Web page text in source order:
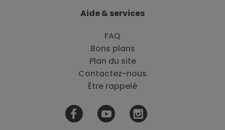
Aide & services
FAQ
Bons plans
Plan du site
Contactez-nous
Être rappelé